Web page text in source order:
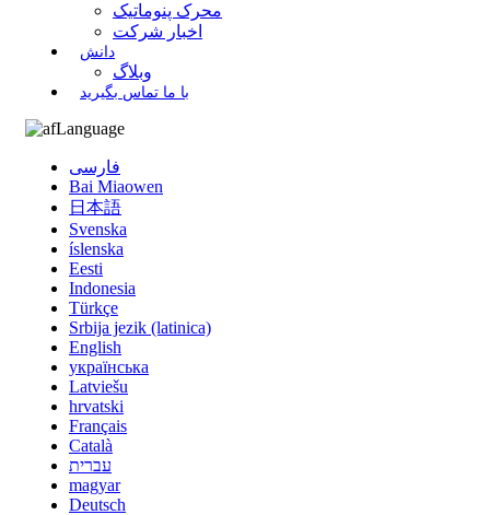
محرک پنوماتیک
اخبار شرکت
دانش
وبلاگ
با ما تماس بگیرید
Language
فارسی
Bai Miaowen
日本語
Svenska
íslenska
Eesti
Indonesia
Türkçe
Srbija jezik (latinica)
English
українська
Latviešu
hrvatski
Français
Català
עברית
magyar
Deutsch